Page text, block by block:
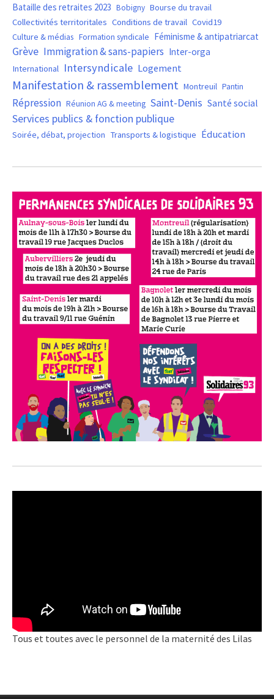
Bataille des retraites 2023 Bobigny Bourse du travail
Collectivités territoritales Conditions de travail Covid19
Culture & médias Formation syndicale Féminisme & antipatriarcat
Grève Immigration & sans-papiers Inter-orga
International Intersyndicale Logement
Manifestation & rassemblement Montreuil Pantin
Répression Réunion AG & meeting Saint-Denis Santé social
Services publics & fonction publique
Soirée, débat, projection Transports & logistique Éducation
Tous et toutes avec le personnel de la maternité des Lilas